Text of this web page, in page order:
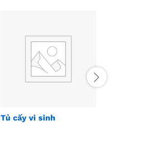
Tủ cấy vi sinh